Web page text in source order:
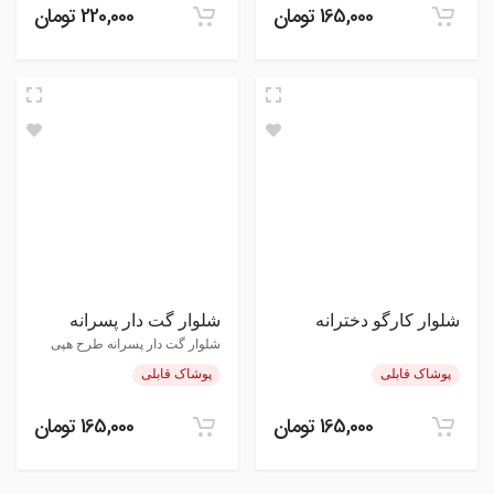
165,000 تومان 220,000 تومان
شلوار کارگو دخترانه
پوشاک قابلی
165,000 تومان
شلوار گت دار پسرانه
شلوار گت دار پسرانه طرح هپی
پوشاک قابلی
165,000 تومان